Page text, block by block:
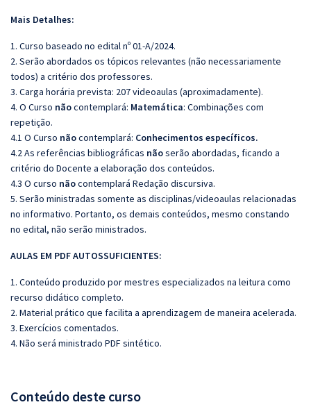
Mais Detalhes:
1. Curso baseado no edital nº 01-A/2024.
2. Serão abordados os tópicos relevantes (não necessariamente
todos) a critério dos professores.
3. Carga horária prevista: 207 videoaulas (aproximadamente).
4. O Curso nãocontemplará: Matemática: Combinações com
repetição.
4.1 O Curso nãocontemplará: Conhecimentos específicos.
4.2 As referências bibliográficas nãoserão abordadas, ficando a
critério do Docente a elaboração dos conteúdos.
4.3 O curso nãocontemplará Redação discursiva.
5. Serão ministradas somente as disciplinas/videoaulas relacionadas
no informativo. Portanto, os demais conteúdos, mesmo constando
no edital, não serão ministrados.
AULAS EM PDF AUTOSSUFICIENTES:
1. Conteúdo produzido por mestres especializados na leitura como
recurso didático completo.
2. Material prático que facilita a aprendizagem de maneira acelerada.
3. Exercícios comentados.
4. Não será ministrado PDF sintético.
Conteúdo deste curso